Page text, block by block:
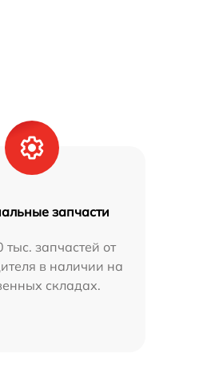
запчасти
тыс. запчастей от
в наличии на
складах.